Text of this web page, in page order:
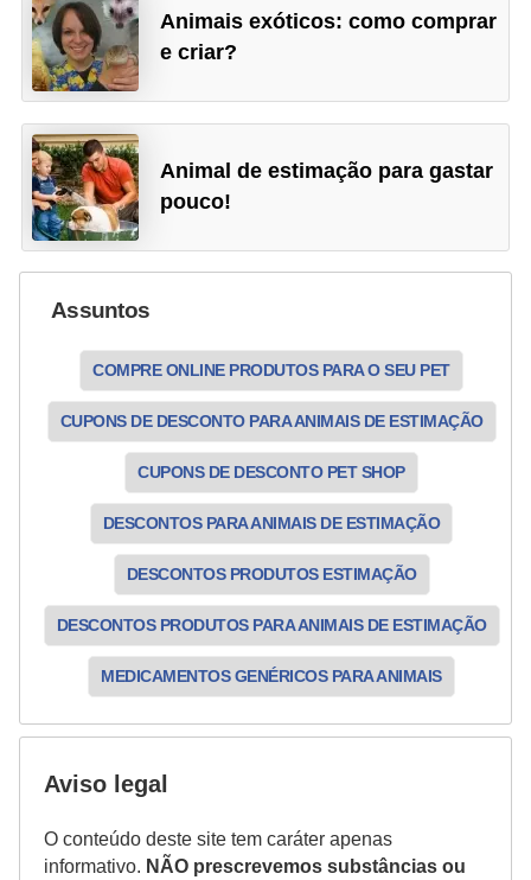
Animais exóticos: como comprar
e criar?
Animal de estimação para gastar
pouco!
Assuntos
COMPRE ONLINE PRODUTOS PARA O SEU PET
CUPONS DE DESCONTO PARA ANIMAIS DE ESTIMAÇÃO
CUPONS DE DESCONTO PET SHOP
DESCONTOS PARA ANIMAIS DE ESTIMAÇÃO
DESCONTOS PRODUTOS ESTIMAÇÃO
DESCONTOS PRODUTOS PARA ANIMAIS DE ESTIMAÇÃO
MEDICAMENTOS GENÉRICOS PARA ANIMAIS
Aviso legal
O conteúdo deste site tem caráter apenas
informativo. NÃO prescrevemos substâncias ou
o
R
a
ç
a
s
d
e
a
m
e
t
r
n
r